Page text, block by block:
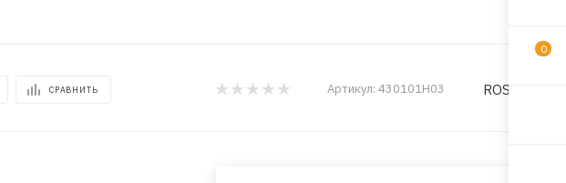
СРАВНИТЬ Артикул: 430101Н03 ROSDОТ
0